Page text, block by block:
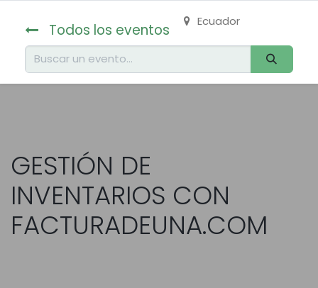
Todos los eventos Ecuador
GESTIÓN DE
INVENTARIOS CON
FACTURADEUNA.COM